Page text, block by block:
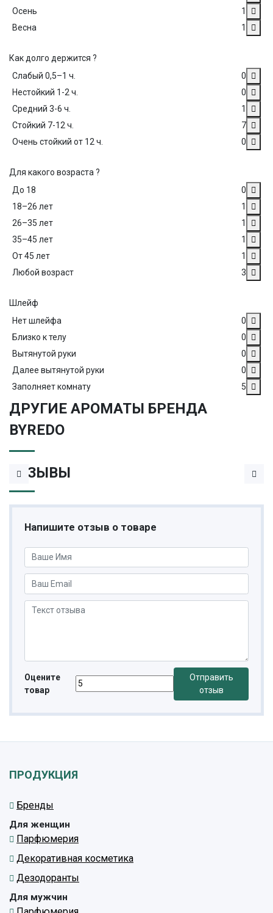
Осень
1
Весна
1
Как долго держится ?
Слабый 0,5–1 ч.
0
Нестойкий 1-2 ч.
0
Средний 3-6 ч.
1
Стойкий 7-12 ч.
7
Очень стойкий от 12 ч.
0
Для какого возраста ?
До 18
0
18–26 лет
1
26–35 лет
1
35–45 лет
1
От 45 лет
1
Любой возраст
3
Шлейф
Нет шлейфа
0
Близко к телу
0
Вытянутой руки
0
Далее вытянутой руки
0
Заполняет комнату
5
ДРУГИЕ АРОМАТЫ БРЕНДА
BYREDO
ОТЗЫВЫ
Напишите отзыв о товаре
Оцените
товар
Отправить
отзыв
ПРОДУКЦИЯ
Бренды
Для женщин
Парфюмерия
Декоративная косметика
Дезодоранты
Для мужчин